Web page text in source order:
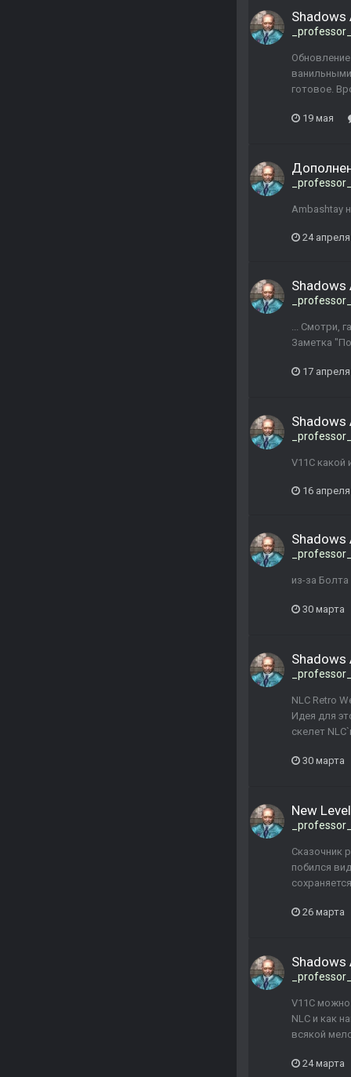
Shadows
готовое.
19 мая
Ambashtay
24 апреля
Shadows
... Смотри,
Заметка
17 апреля
Shadows
V11C
16 апреля
Shadows
из-за Болта
30 марта
Shadows
NLC Retro
Идея для
скелет
30 марта
New
Сказочник
побился
26 марта
Shadows
V11C можно
NLC и как
всякой
24 марта